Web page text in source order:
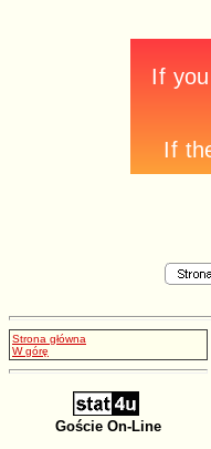
Strona główna
W górę
Goście On-Line